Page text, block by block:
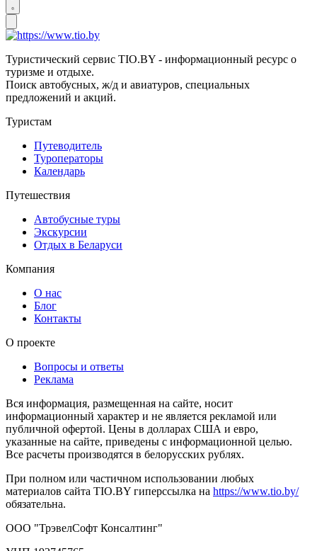
Туристический сервис TIO.BY - информационный ресурс о
туризме и отдыхе.
Поиск автобусных, ж/д и авиатуров, специальных
предложений и акций.
Туристам
Путеводитель
Туроператоры
Календарь
Путешествия
Автобусные туры
Экскурсии
Отдых в Беларуси
Компания
О нас
Блог
Контакты
О проекте
Вопросы и ответы
Реклама
Вся информация, размещенная на сайте, носит
информационный характер и не является рекламой или
публичной офертой. Цены в долларах США и евро,
указанные на сайте, приведены с информационной целью.
Все расчеты производятся в белорусских рублях.
При полном или частичном использовании любых
материалов сайта TIO.BY гиперссылка на https://www.tio.by/
обязательна.
ООО "ТрэвелСофт Консалтинг"